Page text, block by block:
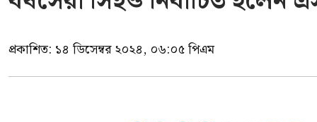
প্রকাশিত: ১৪ ডিসেম্বর ২০২৪, ০৬:০৫ পিএম